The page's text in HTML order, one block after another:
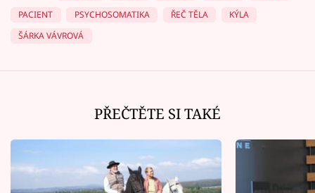
PACIENT
PSYCHOSOMATIKA ŘEČ TĚLA
KÝLA
ŠÁRKA VÁVROVÁ
PŘEČTĚTE SI TAKÉ